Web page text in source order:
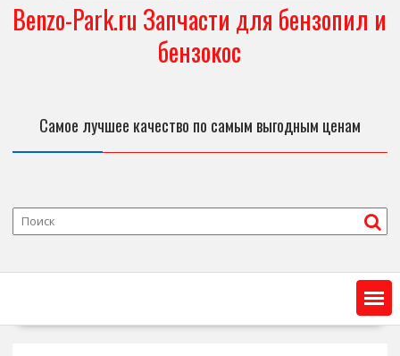
Benzo-Park.ru Запчасти для бензопил и
бензокос
Самое лучшее качество по самым выгодным ценам